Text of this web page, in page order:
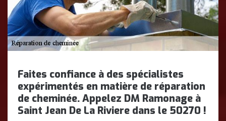
Faites confiance à des spécialistes
expérimentés en matière de réparation
de cheminée. Appelez DM Ramonage à
Saint Jean De La Riviere dans le 50270 !